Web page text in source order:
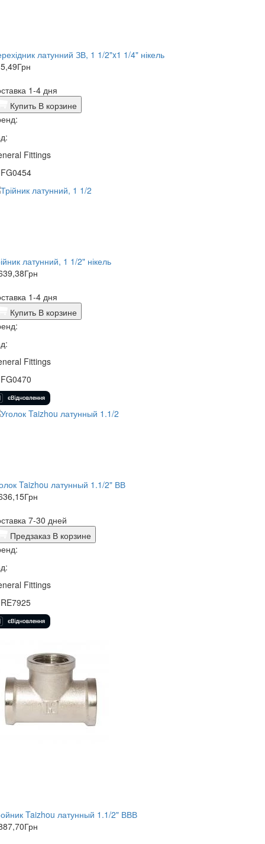
латунний ЗВ, 1 1/2"x1 1/4" нікель
Грн
1-4 дня
Купить В корзине
Fittings
латунний, 1 1/2" нікель
Грн
1-4 дня
Купить В корзине
Fittings
Taizhou латунный 1.1/2" ВВ
Грн
7-30 дней
Предзаказ В корзине
Fittings
Taizhou латунный 1.1/2" ВВВ
Грн